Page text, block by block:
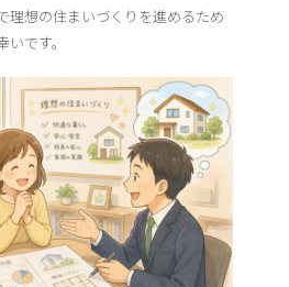
理想の住まいづくりを進めるため
です。